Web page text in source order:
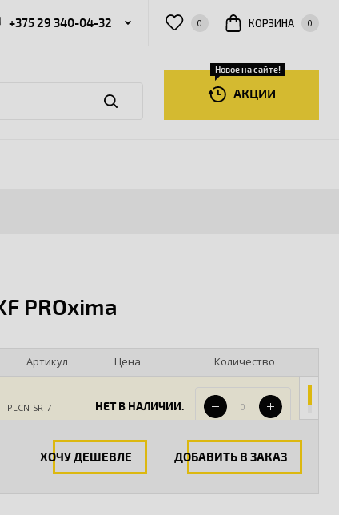
+375 29 340-04-32 0 КОРЗИНА 0
АКЦИИ
Новое на сайте!
PROxima
Артикул Цена Количество
PLCN-SR-7 НЕТ В НАЛИЧИИ.
ХОЧУ ДЕШЕВЛЕ ДОБАВИТЬ В ЗАКАЗ